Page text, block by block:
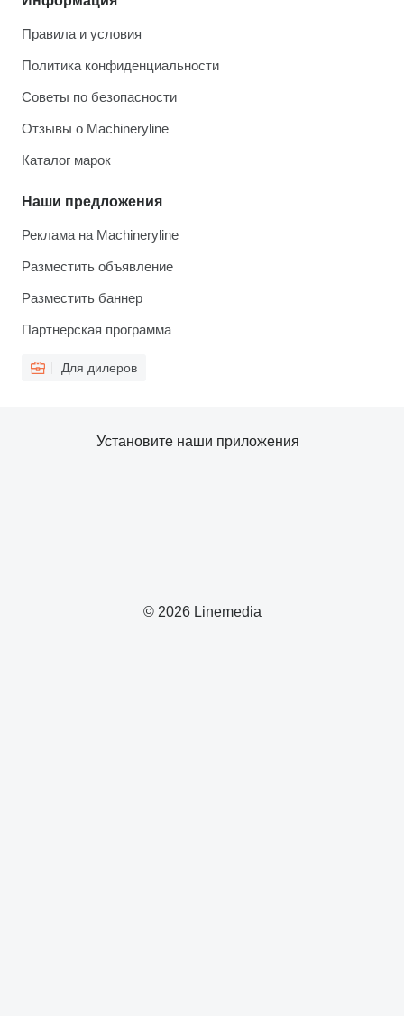
Правила и условия
Политика конфиденциальности
Советы по безопасности
Отзывы о Machineryline
Каталог марок
Наши предложения
Реклама на Machineryline
Разместить объявление
Разместить баннер
Партнерская программа
Для дилеров
© 2026 Linemedia
Установите наши приложения